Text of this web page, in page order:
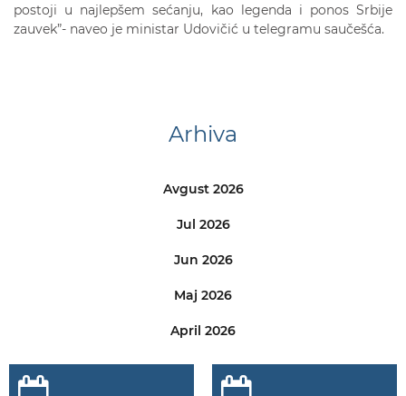
postoji u najlepšem sećanju, kao legenda i ponos Srbije
zauvek”- naveo je ministar Udovičić u telegramu saučešća.
Arhiva
Avgust 2026
Jul 2026
Jun 2026
Maj 2026
April 2026